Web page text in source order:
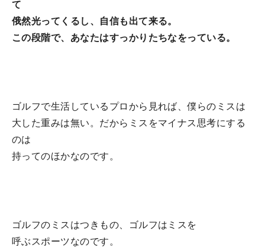
て
俄然光ってくるし、自信も出て来る。
この段階で、あなたはすっかりたちなをっている。
ゴルフで生活しているプロから見れば、僕らのミスは
大した重みは無い。だからミスをマイナス思考にする
のは
持ってのほかなのです。
ゴルフのミスはつきもの、ゴルフはミスを
呼ぶスポーツなのです。